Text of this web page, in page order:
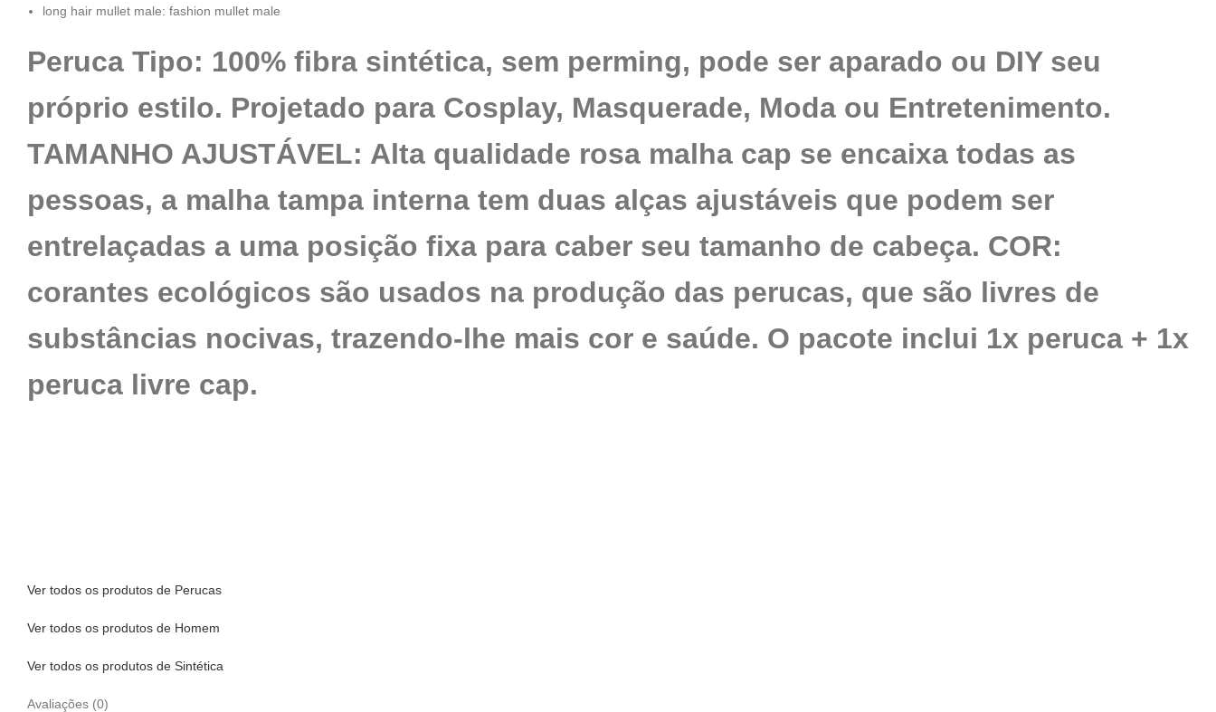
long hair mullet male: fashion mullet male
Peruca Tipo: 100% fibra sintética, sem perming, pode ser aparado ou DIY seu
próprio estilo. Projetado para Cosplay, Masquerade, Moda ou Entretenimento.
TAMANHO AJUSTÁVEL: Alta qualidade rosa malha cap se encaixa todas as
pessoas, a malha tampa interna tem duas alças ajustáveis que podem ser
entrelaçadas a uma posição fixa para caber seu tamanho de cabeça. COR:
corantes ecológicos são usados na produção das perucas, que são livres de
substâncias nocivas, trazendo-lhe mais cor e saúde. O pacote inclui 1x peruca + 1x
peruca livre cap.
Ver todos os produtos de Perucas
Ver todos os produtos de Homem
Ver todos os produtos de Sintética
Avaliações (0)